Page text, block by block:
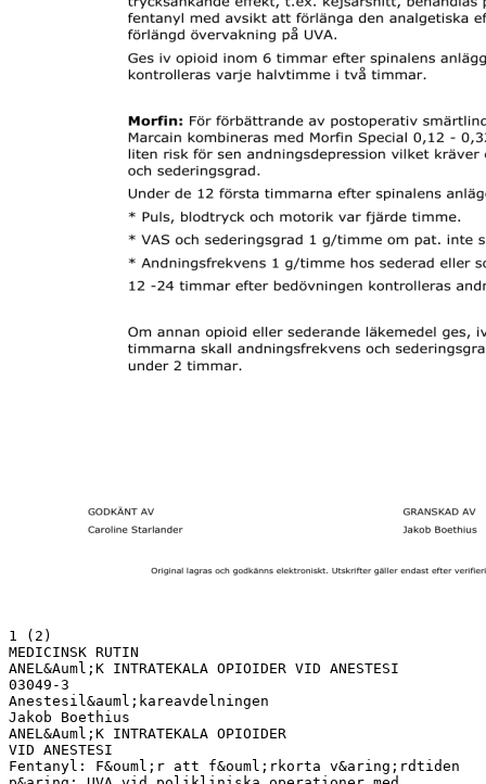
1 (2)
MEDICINSK RUTIN
ANEL&Auml;K INTRATEKALA OPIOIDER VID ANESTESI
03049-3
Anestesil&auml;kareavdelningen
Jakob Boethius
ANEL&Auml;K INTRATEKALA OPIOIDER
VID ANESTESI
Fentanyl: F&ouml;r att f&ouml;rkorta v&aring;rdtiden